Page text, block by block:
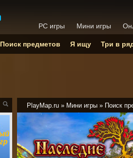
PlayMap.ru » Мини игры » Поиск
PC игры Мини игры
Поиск предметов Я ищу Три в